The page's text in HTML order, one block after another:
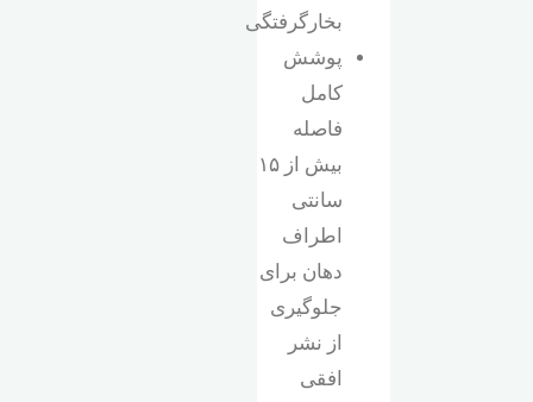
بخارگرفتگی
پوشش
کامل
فاصله
بیش از ۱۵
سانتی
اطراف
دهان برای
جلوگیری
از نشر
افقی